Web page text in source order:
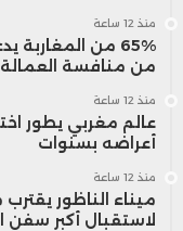
منذ 12 ساعة
65% من
من منافسة العمالة
منذ 12 ساعة
عالم مغربي يطور
أعراضه بسنوات
منذ 12 ساعة
ميناء الناظور
لاستقبال أكبر سفن